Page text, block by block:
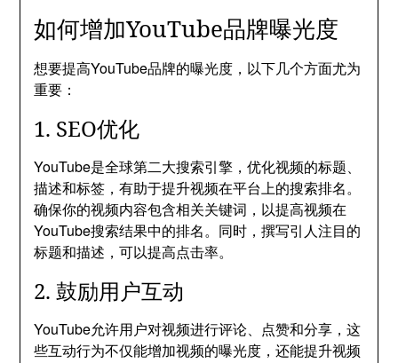
如何增加YouTube品牌曝光度
想要提高YouTube品牌的曝光度，以下几个方面尤为
重要：
1. SEO优化
YouTube是全球第二大搜索引擎，优化视频的标题、
描述和标签，有助于提升视频在平台上的搜索排名。
确保你的视频内容包含相关关键词，以提高视频在
YouTube搜索结果中的排名。同时，撰写引人注目的
标题和描述，可以提高点击率。
2. 鼓励用户互动
YouTube允许用户对视频进行评论、点赞和分享，这
些互动行为不仅能增加视频的曝光度，还能提升视频